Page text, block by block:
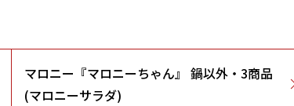
マロニー『マロニーちゃん』 鍋以外・3商品
(マロニーサラダ)